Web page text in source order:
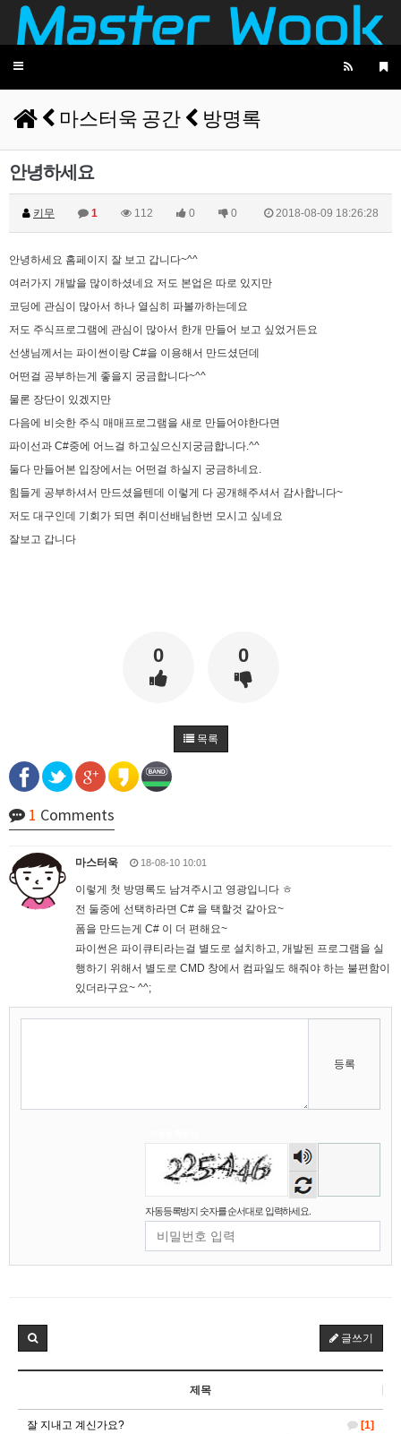
Toggle
마스터욱 공간 방명록
안녕하세요
키무 1 112 0 0 2018-08-09 18:26:28
안녕하세요 홈페이지 잘 보고 갑니다~^^
여러가지 개발을 많이하셨네요 저도 본업은 따로 있지만
코딩에 관심이 많아서 하나 열심히 파볼까하는데요
저도 주식프로그램에 관심이 많아서 한개 만들어 보고 싶었거든요
선생님께서는 파이썬이랑 C#을 이용해서 만드셨던데
어떤걸 공부하는게 좋을지 궁금합니다~^^
물론 장단이 있겠지만
다음에 비슷한 주식 매매프로그램을 새로 만들어야한다면
파이선과 C#중에 어느걸 하고싶으신지궁금합니다.^^
둘다 만들어본 입장에서는 어떤걸 하실지 궁금하네요.
힘들게 공부하셔서 만드셨을텐데 이렇게 다 공개해주셔서 감사합니다~
저도 대구인데 기회가 되면 취미선배님한번 모시고 싶네요
잘보고 갑니다
0 0
목록
1 Comments
마스터욱 18-08-10 10:01
이렇게 첫 방명록도 남겨주시고 영광입니다 ㅎ
전 둘중에 선택하라면 C# 을 택할것 같아요~
폼을 만드는게 C# 이 더 편해요~
파이썬은 파이큐티라는걸 별도로 설치하고, 개발된 프로그램을 실
행하기 위해서 별도로 CMD 창에서 컴파일도 해줘야 하는 불편함이
있더라구요~ ^^;
등록
숫자
음성
듣기
자동등록방지 숫자를 순서대로 입력하세요.
글쓰기
제목
[1]
잘 지내고 계신가요?
마스터욱 접속로봇이 왤케 많징...
2025년 06월 16일 월요일
18:25:13
마스터욱
아직 계셨군용
19:41:53
비회원7a6qtr60coq9fkscsclskqc1jj
넵
비회원h2886he6tavaqo5gfcutpauv7a 아 업비트
16:53:42
어캐하노
16:53:43
비회원h2886he6tavaqo5gfcutpauv7a ㅅㅂ
16:53:44
비회원h2886he6tavaqo5gfcutpauv7a 왜안되ㄴ노
마스터욱
2025년 06월 27일 금요일
비회원dv2usu9hbebam2evg87nl8ufh5 안녕하세요!
비회원dv2usu9hbebam2evg87nl8ufh5 업비트 공지 크롤링 개발하다가 여기 블로그를 발
견했네요!
마스터욱
초단위도 힘듭겁니다. 대부분 벤당해요
2025년 09월 05일 금요일
2025년 09월 07일 일요일
오픈채팅 문의남겨놨습니다
2025년 09월 18일 목요일
벌레세끼 어서와라
10:58:34